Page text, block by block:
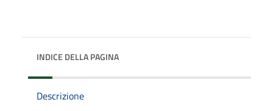
INDICE DELLA PAGINA
Descrizione